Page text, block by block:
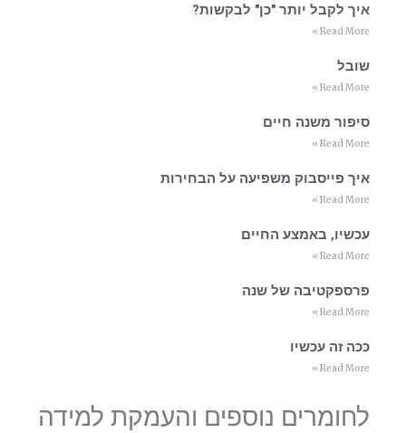
איך לקבל יותר "כן" לבקשות?
Read More »
שובל
Read More »
סיפור משנה חיים
Read More »
איך פייסבוק משפיעה על הבחירות
Read More »
עכשיו, באמצע החיים
Read More »
פרספקטיבה של שנה
Read More »
ככה זה עכשיו
Read More »
לחומרים נוספים והעמקת למידה